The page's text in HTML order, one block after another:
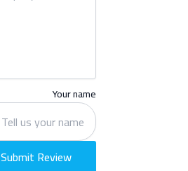
Your name
Submit Review